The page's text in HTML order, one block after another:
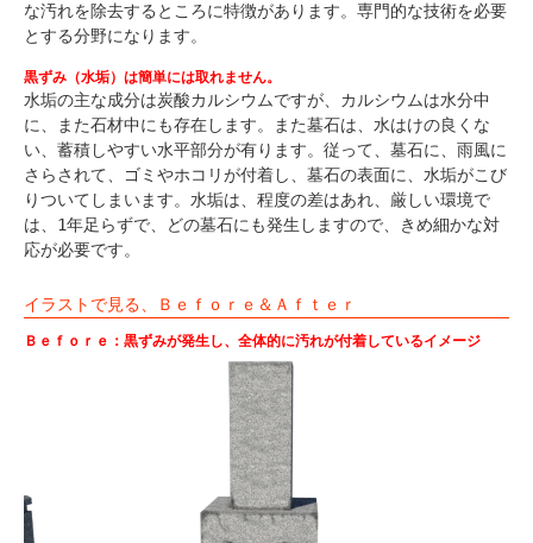
な汚れを除去するところに特徴があります。専門的な技術を必要
とする分野になります。
黒ずみ（水垢）は簡単には取れません。
水垢の主な成分は炭酸カルシウムですが、カルシウムは水分中
に、また石材中にも存在します。また墓石は、水はけの良くな
い、蓄積しやすい水平部分が有ります。従って、墓石に、雨風に
さらされて、ゴミやホコリが付着し、墓石の表面に、水垢がこび
りついてしまいます。水垢は、程度の差はあれ、厳しい環境で
は、1年足らずで、どの墓石にも発生しますので、きめ細かな対
応が必要です。
イラストで見る、Ｂｅｆｏｒｅ＆Ａｆｔｅｒ
Ｂｅｆｏｒｅ：黒ずみが発生し、全体的に汚れが付着しているイメージ